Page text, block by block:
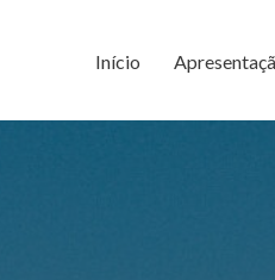
Início